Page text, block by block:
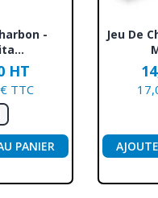
rapide-
HT
TTC
PANIER

Jeu De